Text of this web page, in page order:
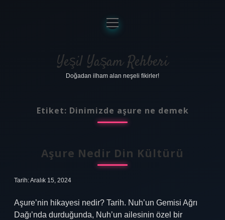
Anasayfa
Gizlilik Politikası
Yasal Uyarı
menüyü
aç
Yeşil Yaşam Rehberi
Doğadan ilham alan neşeli fikirler!
Etiket: Dinimizde aşure ne demek
Aşure Nedir Din Kültürü
Tarih: Aralık 15, 2024
Aşure’nin hikayesi nedir? Tarih. Nuh’un Gemisi Ağrı
Dağı’nda durduğunda, Nuh’un ailesinin özel bir